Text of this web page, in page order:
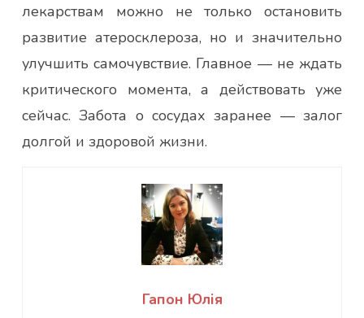
лекарствам можно не только остановить
развитие атеросклероза, но и значительно
улучшить самочувствие. Главное — не ждать
критического момента, а действовать уже
сейчас. Забота о сосудах заранее — залог
долгой и здоровой жизни.
Гапон Юлія